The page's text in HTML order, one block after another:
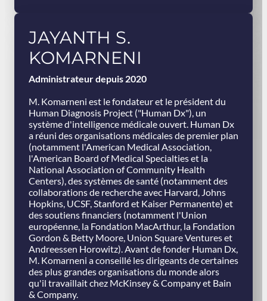
JAYANTH S.
KOMARNENI
Administrateur depuis 2020
M. Komarneni est le fondateur et le président du
Human Diagnosis Project ("Human Dx"), un
système d'intelligence médicale ouvert. Human Dx
a réuni des organisations médicales de premier plan
(notamment l'American Medical Association,
l'American Board of Medical Specialties et la
National Association of Community Health
Centers), des systèmes de santé (notamment des
collaborations de recherche avec Harvard, Johns
Hopkins, UCSF, Stanford et Kaiser Permanente) et
des soutiens financiers (notamment l'Union
européenne, la Fondation MacArthur, la Fondation
Gordon & Betty Moore, Union Square Ventures et
Andreessen Horowitz). Avant de fonder Human Dx,
M. Komarneni a conseillé les dirigeants de certaines
des plus grandes organisations du monde alors
qu'il travaillait chez McKinsey & Company et Bain
& Company.